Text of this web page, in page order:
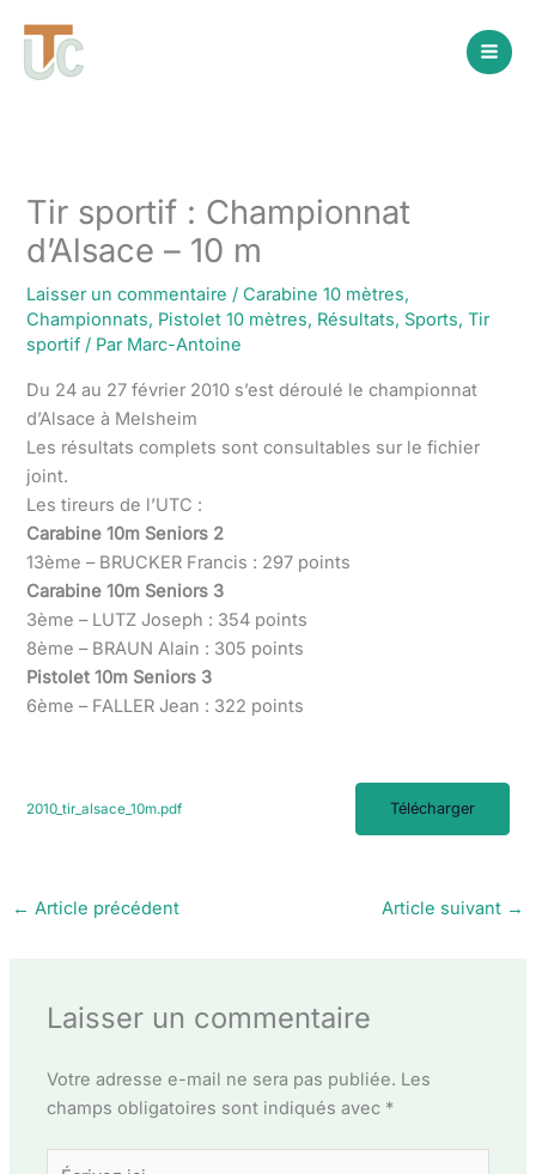
contenu
Tir sportif : Championnat
d’Alsace – 10 m
Laisser un commentaire / Carabine 10 mètres,
Championnats, Pistolet 10 mètres, Résultats, Sports,Tir
sportif / Par Marc-Antoine
Du 24 au 27 février 2010 s’est déroulé le championnat
d’Alsace à Melsheim
Les résultats complets sont consultables sur le fichier
joint.
Les tireurs de l’UTC :
Carabine 10m Seniors 2
13ème – BRUCKER Francis : 297 points
Carabine 10m Seniors 3
3ème – LUTZ Joseph : 354 points
8ème – BRAUN Alain : 305 points
Pistolet 10m Seniors 3
6ème – FALLER Jean : 322 points
2010_tir_alsace_10m.pdf Télécharger
← Article précédent Article suivant →
Laisser un commentaire
Votre adresse e-mail ne sera pas publiée. Les
champs obligatoires sont indiqués avec *
Écrivez